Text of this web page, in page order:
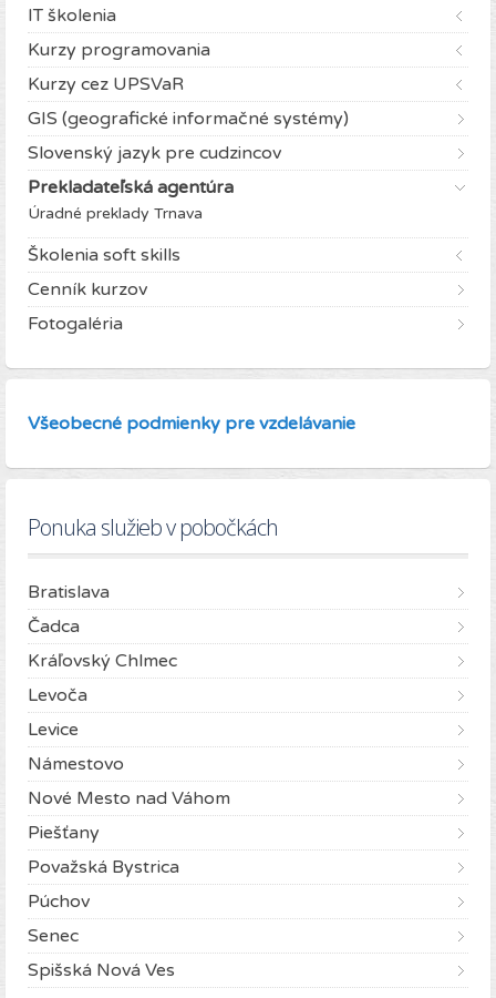
IT školenia
Kurzy programovania
Kurzy cez UPSVaR
GIS (geografické informačné systémy)
Slovenský jazyk pre cudzincov
Prekladateľská agentúra
Úradné preklady Trnava
Školenia soft skills
Cenník kurzov
Fotogaléria
Všeobecné podmienky pre vzdelávanie
Ponuka služieb v pobočkách
Bratislava
Čadca
Kráľovský Chlmec
Levoča
Levice
Námestovo
Nové Mesto nad Váhom
Piešťany
Považská Bystrica
Púchov
Senec
Spišská Nová Ves